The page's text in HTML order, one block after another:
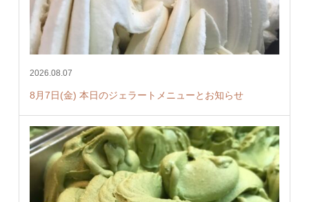
2026.08.07
8月7日(金) 本日のジェラートメニューとお知らせ